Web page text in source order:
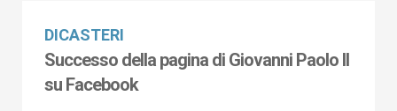
DICASTERI
Successo della pagina di Giovanni Paolo II
su Facebook